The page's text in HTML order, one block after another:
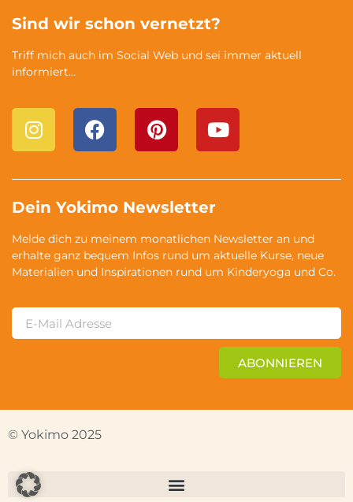
Sind wir schon vernetzt?
Triff mich auch im Social Web und sei immer aktuell
informiert…
Dein Yokimo Newsletter
Melde dich zu meinem monatlichen Newsletter an und
erhalte ganz bequem Infos rund um aktuelle Kurse, neue
Materialien und Inspirationen rund um Kinderyoga und Co.
ABONNIEREN
© Yokimo 2025